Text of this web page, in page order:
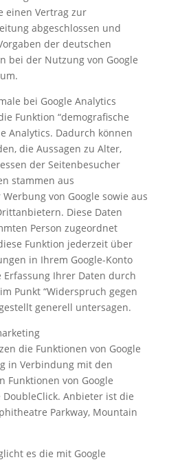
einen Vertrag zur
abgeschlossen und
der deutschen
bei der Nutzung von Google
bei Google Analytics
Funktion “demografische
Analytics. Dadurch können
die Aussagen zu Alter,
der Seitenbesucher
stammen aus
von Google sowie aus
Diese Daten
Person zugeordnet
Funktion jederzeit über
in Ihrem Google-Konto
Ihrer Daten durch
Punkt “Widerspruch gegen
generell untersagen.
die Funktionen von Google
in Verbindung mit den
Funktionen von Google
DoubleClick. Anbieter ist die
Parkway, Mountain
es die mit Google